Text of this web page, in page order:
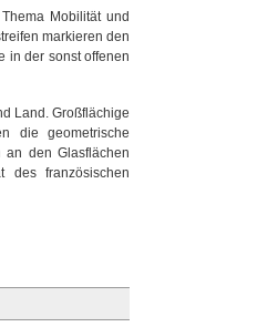
Mobilität und
markieren den
in der sonst offenen
Land. Großflächige
die geometrische
an den Glasflächen
des französischen